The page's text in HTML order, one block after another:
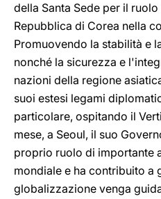
della Santa Sede per il
Repubblica di Corea nella
Promuovendo la stabilità e
nonché la sicurezza e
nazioni della regione
suoi estesi legami
particolare, ospitando il
mese, a Seoul, il suo
proprio ruolo di importante
mondiale e ha contribuito a
globalizzazione venga